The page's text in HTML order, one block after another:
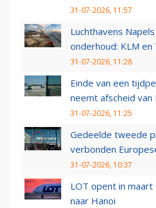
31-07-2026, 11:57
Luchthavens
onderhoud: KLM
31-07-2026, 11:28
Einde van een
neemt afscheid van
31-07-2026, 11:25
Gedeelde tweede
verbonden
31-07-2026, 10:37
LOT opent in
naar Hanoi